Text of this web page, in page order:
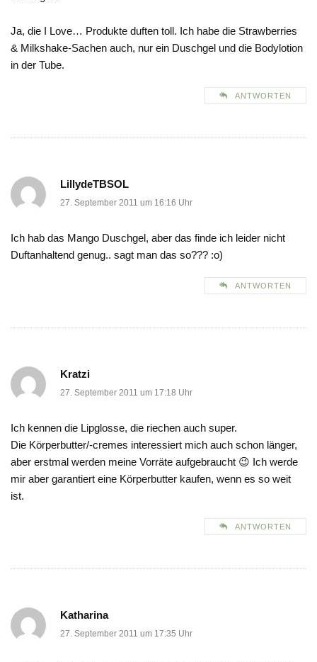
Ja, die I Love… Produkte duften toll. Ich habe die Strawberries
& Milkshake-Sachen auch, nur ein Duschgel und die Bodylotion
in der Tube.
ANTWORTEN
LillydeTBSOL
27. September 2011 um 16:16 Uhr
Ich hab das Mango Duschgel, aber das finde ich leider nicht
Duftanhaltend genug.. sagt man das so??? :o)
ANTWORTEN
Kratzi
27. September 2011 um 17:18 Uhr
Ich kennen die Lipglosse, die riechen auch super.
Die Körperbutter/-cremes interessiert mich auch schon länger,
aber erstmal werden meine Vorräte aufgebraucht 😉 Ich werde
mir aber garantiert eine Körperbutter kaufen, wenn es so weit
ist.
ANTWORTEN
Katharina
27. September 2011 um 17:35 Uhr